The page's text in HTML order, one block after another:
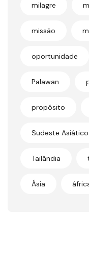
milagre
missão
oportunidade
Palawan
propósito
Sudeste Asiático
Tailândia
Ásia